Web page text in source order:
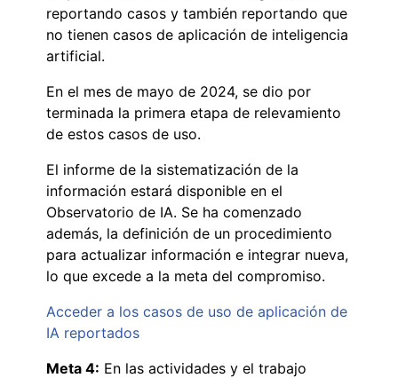
reportando casos y también reportando que
no tienen casos de aplicación de inteligencia
artificial.
En el mes de mayo de 2024, se dio por
terminada la primera etapa de relevamiento
de estos casos de uso.
El informe de la sistematización de la
información estará disponible en el
Observatorio de IA. Se ha comenzado
además, la definición de un procedimiento
para actualizar información e integrar nueva,
lo que excede a la meta del compromiso.
Acceder a los casos de uso de aplicación de
IA reportados
Meta 4: En las actividades y el trabajo